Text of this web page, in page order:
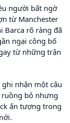
người bất ngờ
từ Manchester
Barca rõ ràng đã
ngại công bố
từ những trận
nhận một câu
bỏ nhưng
ấn tượng trong